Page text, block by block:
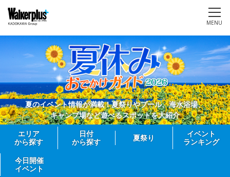
MENU
夏のイベント情報が満載！夏祭りやプール、海水浴場、
キャンプ場など遊べるスポットを大紹介
エリア
から探す
日付
から探す
夏祭り
イベント
ランキング
今日開催
イベント